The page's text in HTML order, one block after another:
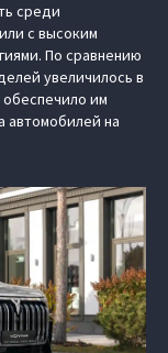
среди
с высоким
По сравнению
увеличилось в
обеспечило им
автомобилей на